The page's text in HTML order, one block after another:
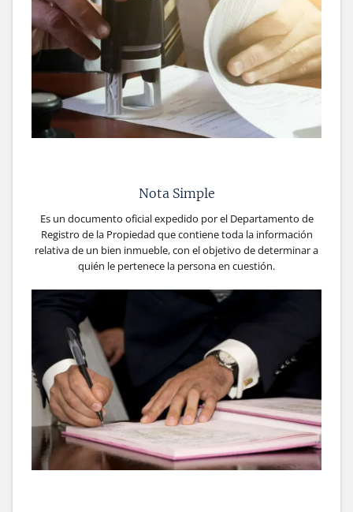
Nota Simple
Es un documento oficial expedido por el Departamento de
Registro de la Propiedad que contiene toda la información
relativa de un bien inmueble, con el objetivo de determinar a
quién le pertenece la persona en cuestión.